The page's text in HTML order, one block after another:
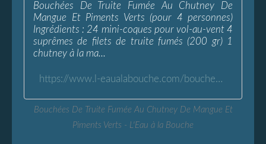
Bouchées De Truite Fumée Au Chutney De
Mangue Et Piments Verts (pour 4 personnes)
Ingrédients : 24 mini-coques pour vol-au-vent 4
suprêmes de filets de truite fumés (200 gr) 1
chutney à la ma...
https://www.l-eaualabouche.com/bouchees-truite-fumee-chutney-mangue-piments-verts.html
Bouchées De Truite Fumée Au Chutney De Mangue Et
Piments Verts - L'Eau à la Bouche